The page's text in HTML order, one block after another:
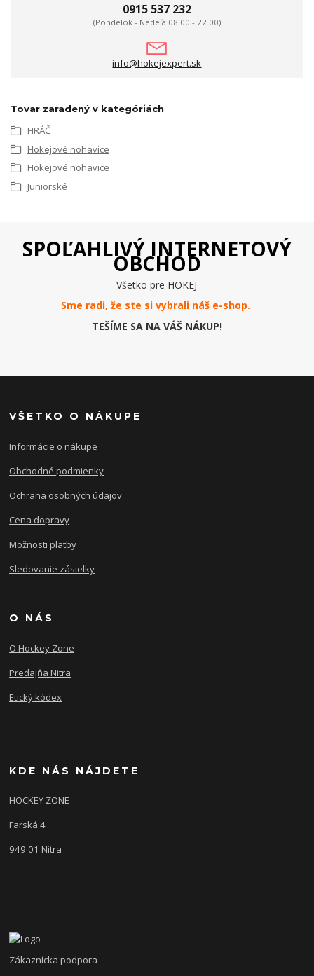
0915 537 232
(Pondelok - Nedeľa 08.00 - 22.00)
info@hokejexpert.sk
Tovar zaradený v kategóriách
HRÁČ
Hokejové nohavice
Hokejové nohavice
Juniorské
SPOĽAHLIVÝ INTERNETOVÝ
OBCHOD
Všetko pre HOKEJ
Sme radi, že ste si vybrali náš e-shop.
TEŠÍME SA NA VÁŠ NÁKUP!
VŠETKO O NÁKUPE
Informácie o nákupe
Obchodné podmienky
Ochrana osobných údajov
Cena dopravy
Možnosti platby
Sledovanie zásielky
O NÁS
O Hockey Zone
Predajňa Nitra
Etický kódex
KDE NÁS NÁJDETE
HOCKEY ZONE
Farská 4
949 01 Nitra
Zákaznícka podpora